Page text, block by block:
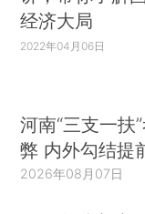
经济大局
2022年04月06日
河南“三支一扶
弊 内外勾结提
2026年08月07日